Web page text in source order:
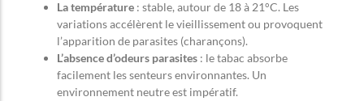
La température : stable, autour de 18 à 21°C. Les
variations accélèrent le vieillissement ou provoquent
l’apparition de parasites (charançons).
L’absence d’odeurs parasites : le tabac absorbe
facilement les senteurs environnantes. Un
environnement neutre est impératif.